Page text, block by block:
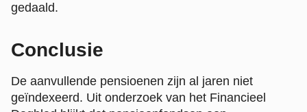
gedaald.
Conclusie
De aanvullende pensioenen zijn al jaren niet
geïndexeerd. Uit onderzoek van het Financieel